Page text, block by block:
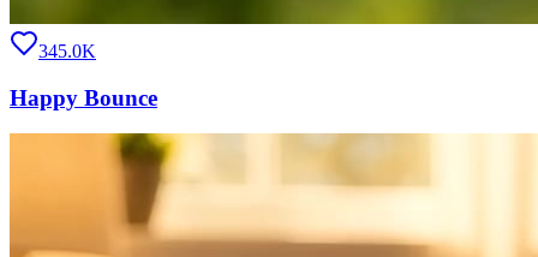
345.0K
Happy Bounce